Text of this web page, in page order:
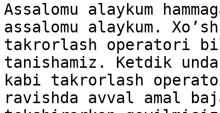
Assalomu alaykum
assalomu alaykum.
takrorlash operatori
tanishamiz. Ketdik
kabi takrorlash
ravishda avval amal